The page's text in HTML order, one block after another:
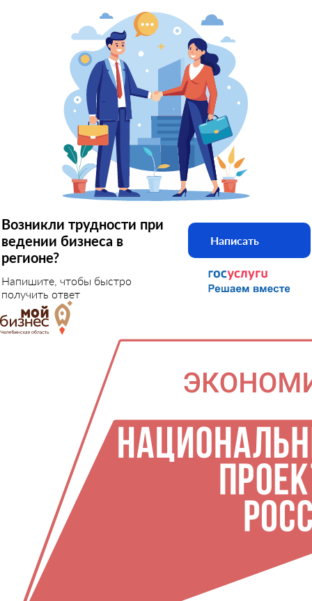
Возникли трудности при
ведении бизнеса в
регионе?
Напишите, чтобы быстро
получить ответ
Написать